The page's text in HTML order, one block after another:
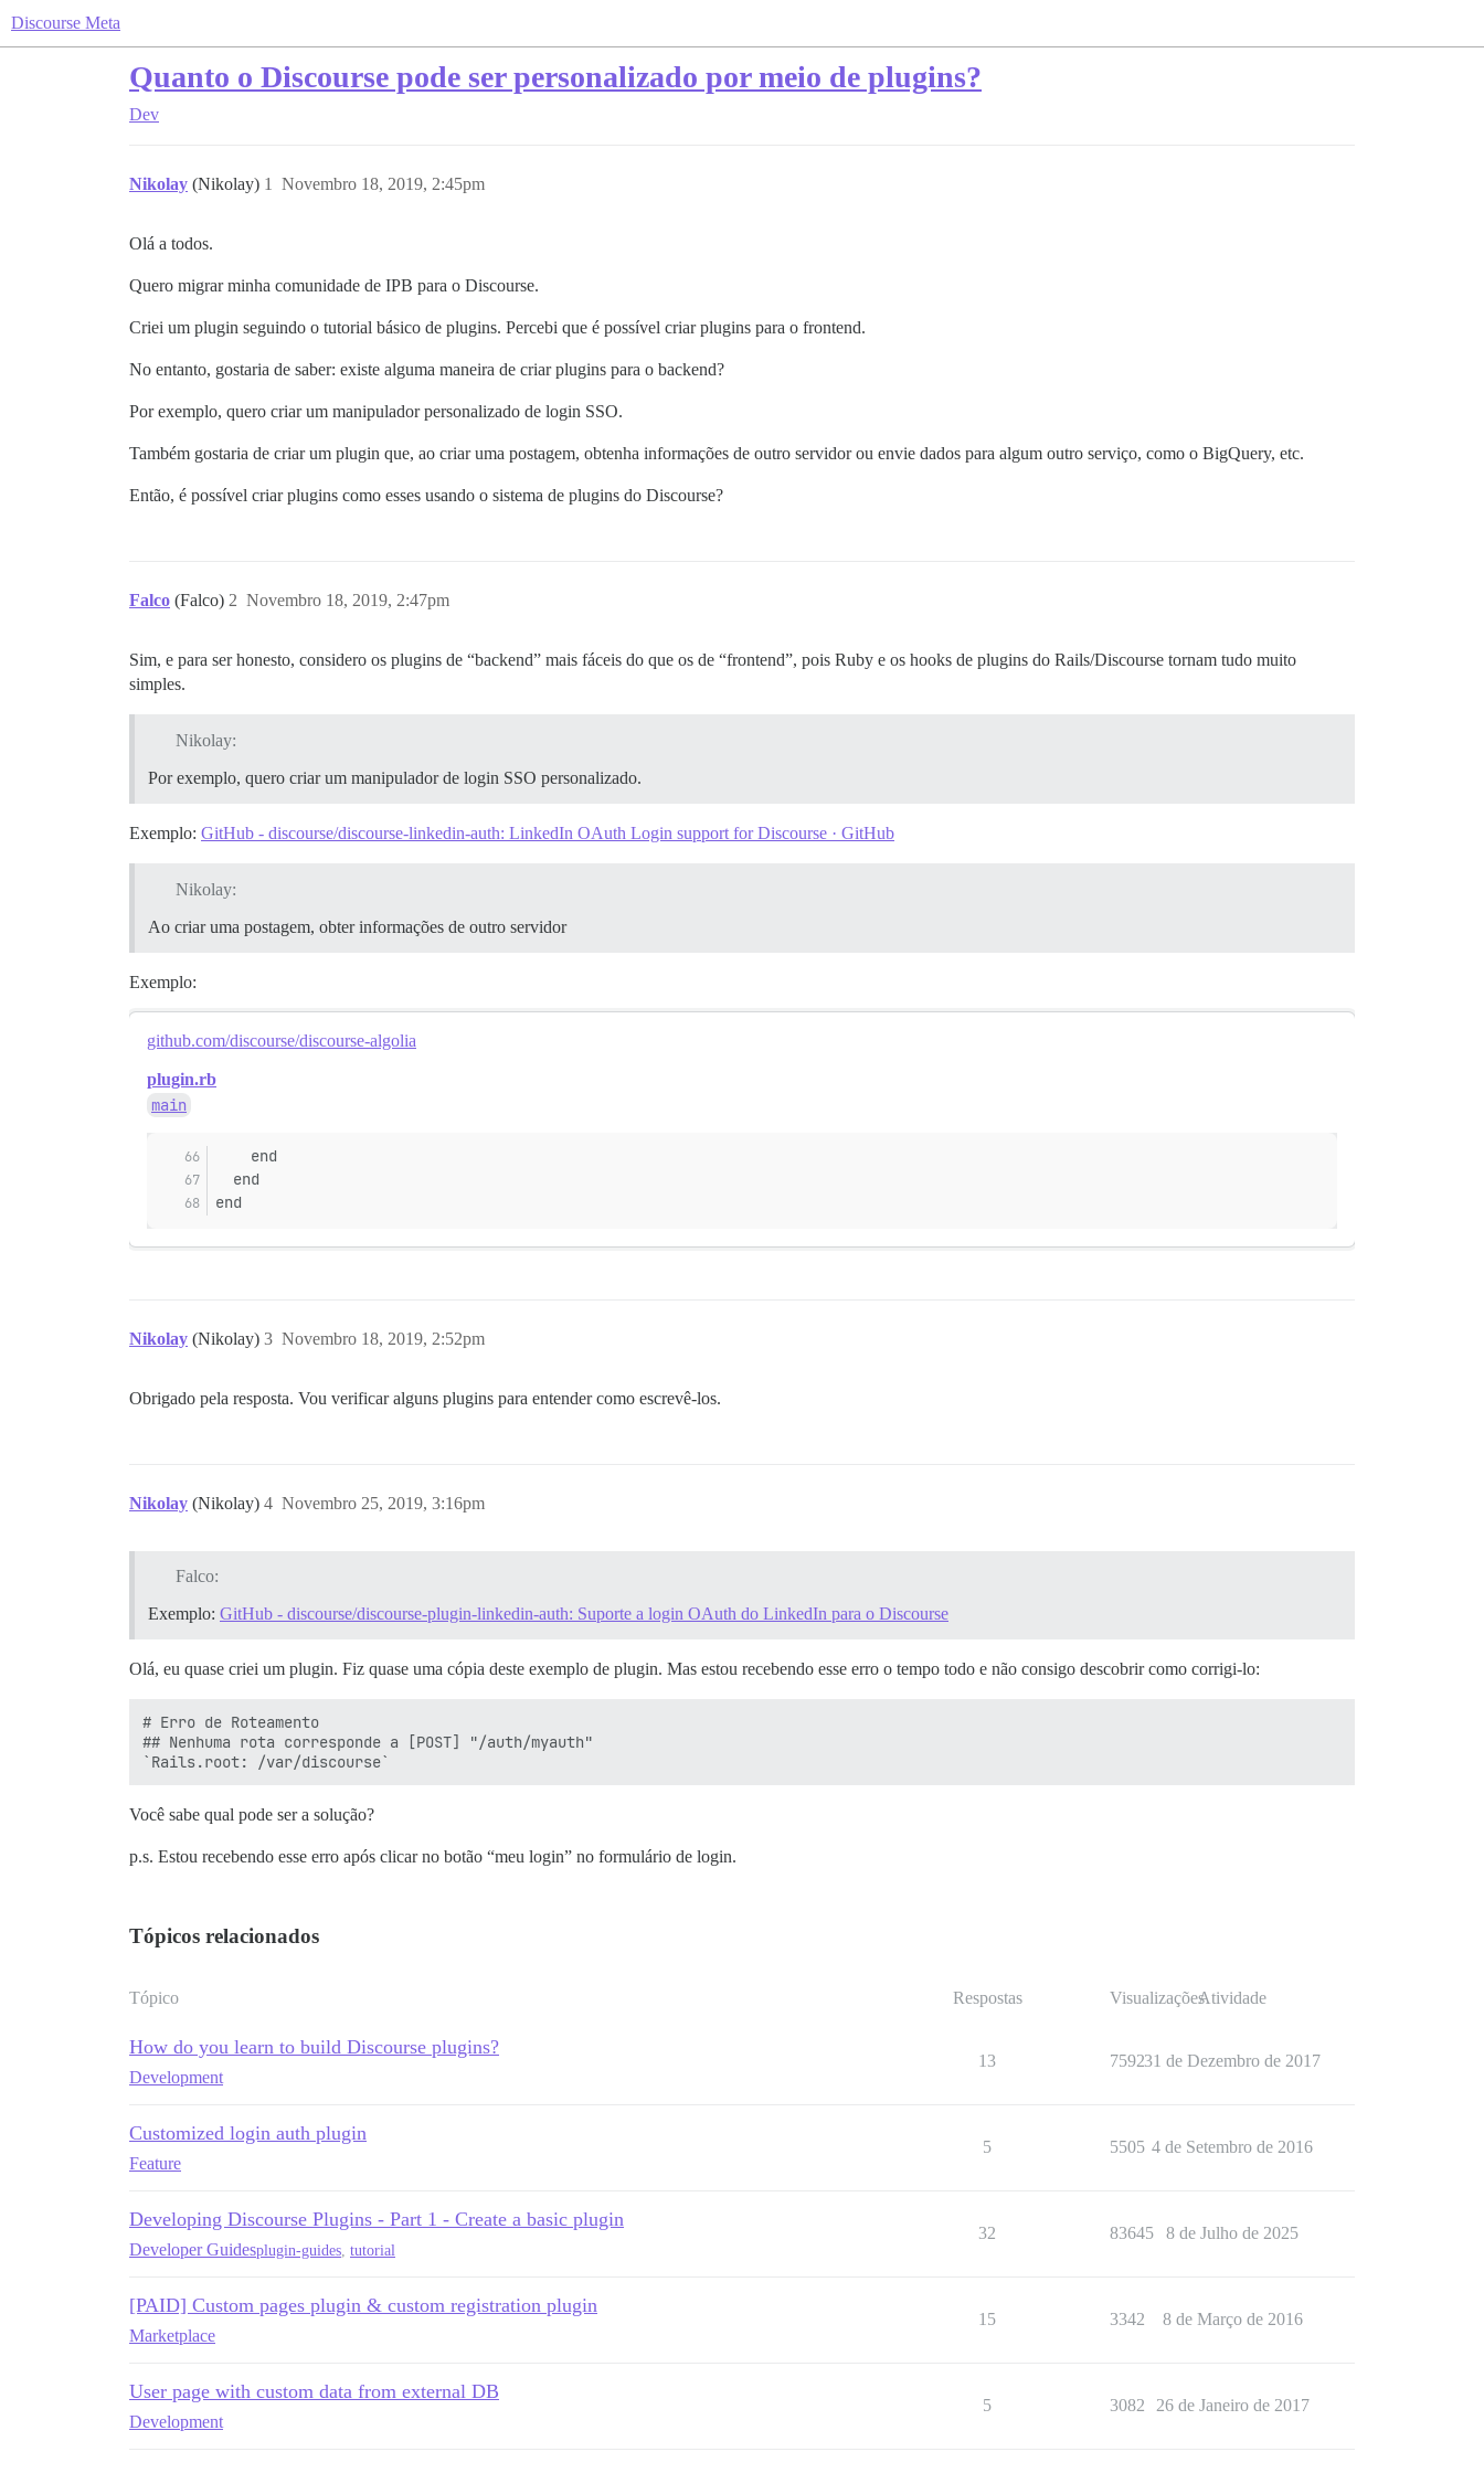
Discourse Meta
Quanto o Discourse pode ser personalizado por meio de plugins?
Dev
Nikolay (Nikolay) Novembro 18, 2019, 2:45pm
1
Olá a todos.
Quero migrar minha comunidade de IPB para o Discourse.
Criei um plugin seguindo o tutorial básico de plugins. Percebi que é possível criar plugins para o frontend.
No entanto, gostaria de saber: existe alguma maneira de criar plugins para o backend?
Por exemplo, quero criar um manipulador personalizado de login SSO.
Também gostaria de criar um plugin que, ao criar uma postagem, obtenha informações de outro servidor ou envie dados para algum outro serviço, como o BigQuery, etc.
Então, é possível criar plugins como esses usando o sistema de plugins do Discourse?
Falco (Falco) Novembro 18, 2019, 2:47pm
2
Sim, e para ser honesto, considero os plugins de “backend” mais fáceis do que os de “frontend”, pois Ruby e os hooks de plugins do Rails/Discourse tornam tudo muito
simples.
Nikolay:
Por exemplo, quero criar um manipulador de login SSO personalizado.
Exemplo: GitHub - discourse/discourse-linkedin-auth: LinkedIn OAuth Login support for Discourse · GitHub
Nikolay:
Ao criar uma postagem, obter informações de outro servidor
Exemplo:
github.com/discourse/discourse-algolia
plugin.rb
main
    end
  end
end
Nikolay (Nikolay) Novembro 18, 2019, 2:52pm
3
Obrigado pela resposta. Vou verificar alguns plugins para entender como escrevê-los.
Nikolay (Nikolay) Novembro 25, 2019, 3:16pm
4
Falco:
Exemplo: GitHub - discourse/discourse-plugin-linkedin-auth: Suporte a login OAuth do LinkedIn para o Discourse
Olá, eu quase criei um plugin. Fiz quase uma cópia deste exemplo de plugin. Mas estou recebendo esse erro o tempo todo e não consigo descobrir como corrigi-lo:
# Erro de Roteamento
## Nenhuma rota corresponde a [POST] "/auth/myauth"
Você sabe qual pode ser a solução?
p.s. Estou recebendo esse erro após clicar no botão “meu login” no formulário de login.
Tópicos relacionados
Tópico Respostas VisualizaçõesAtividade
How do you learn to build Discourse plugins?
Development
13 759231 de Dezembro de 2017
Customized login auth plugin
Feature
5 5505 4 de Setembro de 2016
Developing Discourse Plugins - Part 1 - Create a basic plugin
Developer Guidesplugin-guides tutorial
32 83645 8 de Julho de 2025
[PAID] Custom pages plugin & custom registration plugin
Marketplace
15 3342 8 de Março de 2016
User page with custom data from external DB
Development
5 3082 26 de Janeiro de 2017